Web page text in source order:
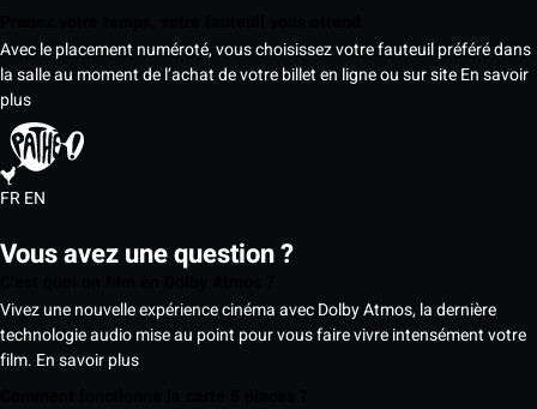
Avec le placement numéroté, vous choisissez votre fauteuil préféré dans
la salle au moment de l’achat de votre billet en ligne ou sur siteEn savoir
plus
FREN
Vous avez une question ?
Vivez une nouvelle expérience cinéma avec Dolby Atmos, la dernière
technologie audio mise au point pour vous faire vivre intensément votre
film. En savoir plus